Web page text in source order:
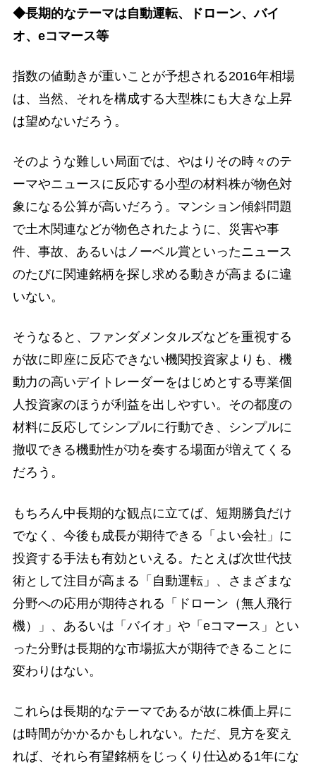
◆長期的なテーマは自動運転、ドローン、バイ
オ、eコマース等
指数の値動きが重いことが予想される2016年相場
は、当然、それを構成する大型株にも大きな上昇
は望めないだろう。
そのような難しい局面では、やはりその時々のテ
ーマやニュースに反応する小型の材料株が物色対
象になる公算が高いだろう。マンション傾斜問題
で土木関連などが物色されたように、災害や事
件、事故、あるいはノーベル賞といったニュース
のたびに関連銘柄を探し求める動きが高まるに違
いない。
そうなると、ファンダメンタルズなどを重視する
が故に即座に反応できない機関投資家よりも、機
動力の高いデイトレーダーをはじめとする専業個
人投資家のほうが利益を出しやすい。その都度の
材料に反応してシンプルに行動でき、シンプルに
撤収できる機動性が功を奏する場面が増えてくる
だろう。
もちろん中長期的な観点に立てば、短期勝負だけ
でなく、今後も成長が期待できる「よい会社」に
投資する手法も有効といえる。たとえば次世代技
術として注目が高まる「自動運転」、さまざまな
分野への応用が期待される「ドローン（無人飛行
機）」、あるいは「バイオ」や「eコマース」とい
った分野は長期的な市場拡大が期待できることに
変わりはない。
これらは長期的なテーマであるが故に株価上昇に
は時間がかかるかもしれない。ただ、見方を変え
れば、それら有望銘柄をじっくり仕込める1年にな